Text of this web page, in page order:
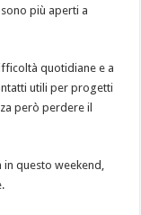
più aperti a
quotidiane e a
utili per progetti
però perdere il
questo weekend,